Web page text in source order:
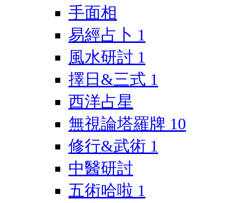
手面相
易經占卜 1
風水研討 1
擇日&三式 1
西洋占星
無視論塔羅牌 10
修行&武術 1
中醫研討
五術哈啦 1